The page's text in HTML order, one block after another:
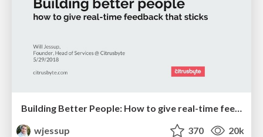
Building Better People: How to give real-time feedback that sticks.
wjessup
370 20k